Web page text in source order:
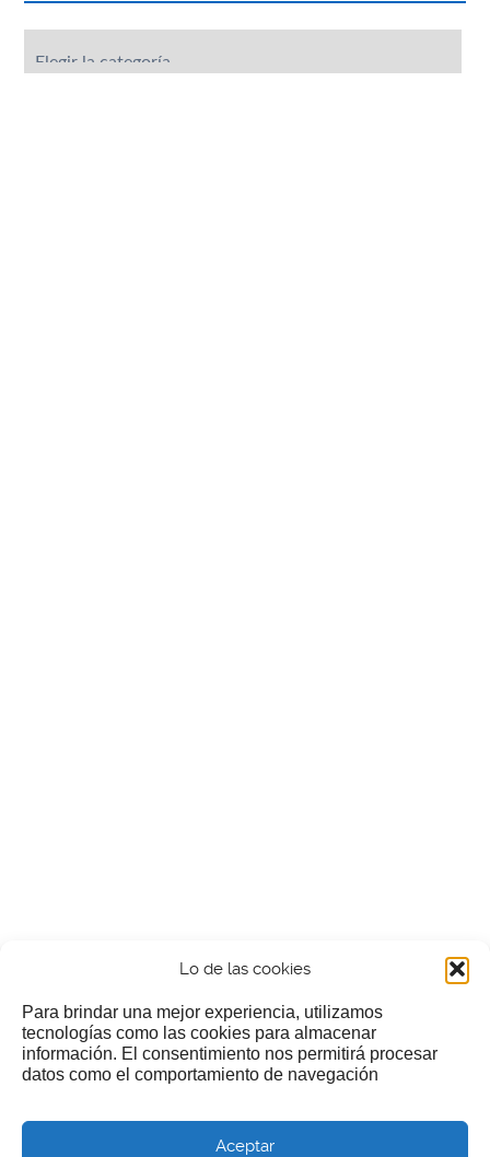
Lo de las cookies
Para brindar una mejor experiencia, utilizamos
tecnologías como las cookies para almacenar
información. El consentimiento nos permitirá procesar
datos como el comportamiento de navegación
Aceptar
¿Nos invitas a un cafecillo?
Si te gusta nuestra web puedes echar limosna a estos